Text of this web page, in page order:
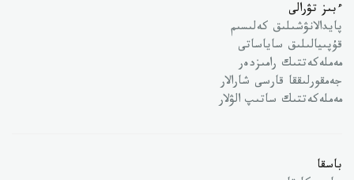
ءبىز تۋرالى
پايدالانۋشىلىق كەلىسىم
قۇپىيالىلىق ساياساتى
مەملەكەتتىك رامىزدەر
جەمقورلىققا قارسى شارالار
مەملەكەتتىك ساتىپ الۋلار
باسقا